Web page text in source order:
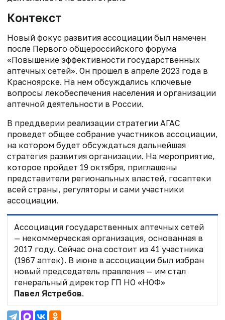
Контекст
Новый фокус развития ассоциации был намечен
после Первого общероссийского форума
«Повышение эффективности государственных
аптечных сетей». Он прошел в апреле 2023 года в
Красноярске. На нем обсуждались ключевые
вопросы лекобеспечения населения и организации
аптечной деятельности в России.
В преддверии реализации стратегии АГАС
проведет общее собрание участников ассоциации,
на котором будет обсуждаться дальнейшая
стратегия развития организации. На мероприятие,
которое пройдет 19 октября, приглашены
представители региональных властей, госаптеки
всей страны, регуляторы и сами участники
ассоциации.
Ассоциация государственных аптечных сетей
— некоммерческая организация, основанная в
2017 году. Сейчас она состоит из 41 участника
(1967 аптек). В июне в ассоциации был избран
новый председатель правления — им стал
генеральный директор ГП НО «НОФ»
Павел Ястребов.